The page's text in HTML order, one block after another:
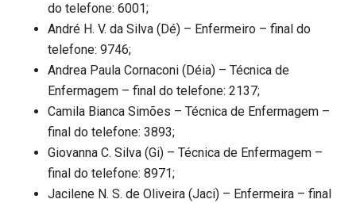
do telefone: 6001;
André H. V. da Silva (Dé) – Enfermeiro – final do
telefone: 9746;
Andrea Paula Cornaconi (Déia) – Técnica de
Enfermagem – final do telefone: 2137;
Camila Bianca Simões – Técnica de Enfermagem –
final do telefone: 3893;
Giovanna C. Silva (Gi) – Técnica de Enfermagem –
final do telefone: 8971;
Jacilene N. S. de Oliveira (Jaci) – Enfermeira – final